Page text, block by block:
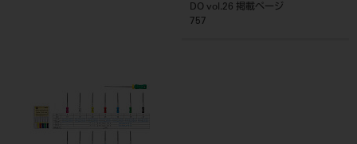
DO vol.26 掲載ページ
757